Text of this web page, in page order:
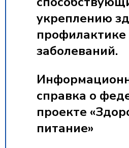
укреплению
профилактике
заболеваний.
справка о
проекте
питание»